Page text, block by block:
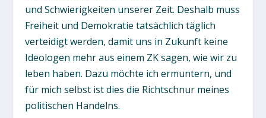
und Schwierigkeiten unserer Zeit. Deshalb muss
Freiheit und Demokratie tatsächlich täglich
verteidigt werden, damit uns in Zukunft keine
Ideologen mehr aus einem ZK sagen, wie wir zu
leben haben. Dazu möchte ich ermuntern, und
für mich selbst ist dies die Richtschnur meines
politischen Handelns.